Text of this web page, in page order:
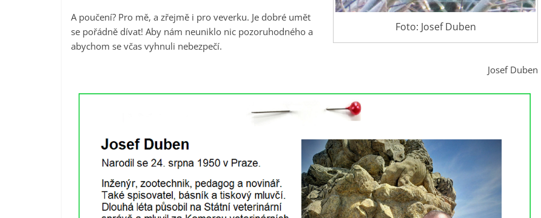
Foto: Josef Duben
A poučení? Pro mě, a zřejmě i pro veverku. Je dobré umět
se pořádně dívat! Aby nám neuniklo nic pozoruhodného a
abychom se včas vyhnuli nebezpečí.
Josef Duben